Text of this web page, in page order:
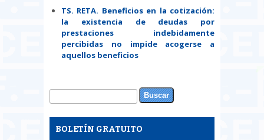
TS. RETA. Beneficios en la cotización:
la existencia de deudas por
prestaciones indebidamente
percibidas no impide acogerse a
aquellos beneficios
Formulario de búsqueda
Buscar
BOLETÍN GRATUITO